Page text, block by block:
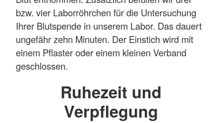
bzw. vier Laborröhrchen für die Untersuchung
Ihrer Blutspende in unserem Labor. Das dauert
ungefähr zehn Minuten. Der Einstich wird mit
einem Pflaster oder einem kleinen Verband
geschlossen.
Ruhezeit und
Verpflegung